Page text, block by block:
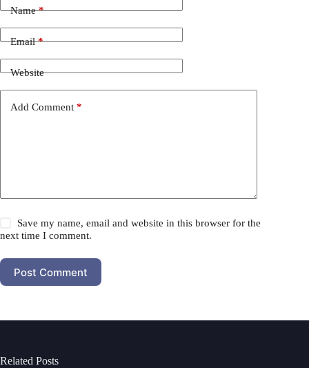
Name*
Email*
Website
Add Comment *
Save my name, email and website in this browser for the
next time I comment.
Post Comment
Related Posts